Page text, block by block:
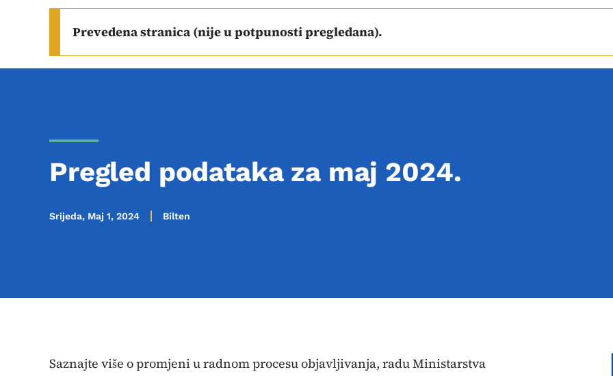
Prevedena stranica (nije u potpunosti pregledana).
Pregled podataka za maj 2024.
Srijeda, Maj 1, 2024 Bilten
Saznajte više o promjeni u radnom procesu objavljivanja, radu Ministarstva